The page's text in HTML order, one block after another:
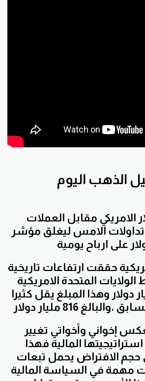
الامريكي مقابل العملات
تداولات الامس ليغلق مؤشر
حققت ارتفاعات تاريخية
المتحدة الامريكية
760 مليار دولار وهذا المبلغ يقل كثيرا
إخواني وأخواتي تغيير
المالية فهذا
حجم الافتراض يحمل تبعات
في السياسة المالية